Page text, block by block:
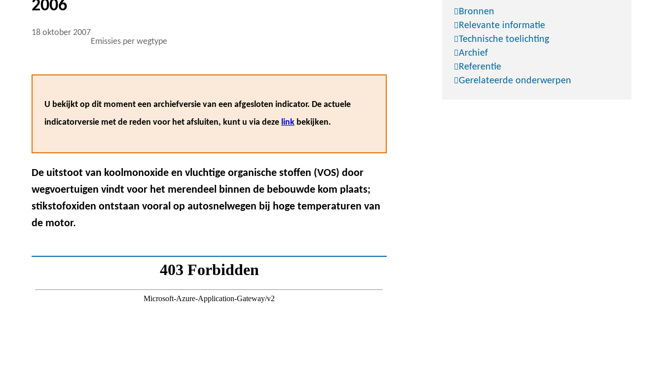
2006
18 oktober 2007
Emissies per wegtype
Bronnen
Relevante informatie
Technische toelichting
Archief
Referentie
Gerelateerde onderwerpen
U bekijkt op dit moment een archiefversie van een afgesloten indicator. De actuele
indicatorversie met de reden voor het afsluiten, kunt u via deze link bekijken.
De uitstoot van koolmonoxide en vluchtige organische stoffen (VOS) door
wegvoertuigen vindt voor het merendeel binnen de bebouwde kom plaats;
stikstofoxiden ontstaan vooral op autosnelwegen bij hoge temperaturen van
de motor.